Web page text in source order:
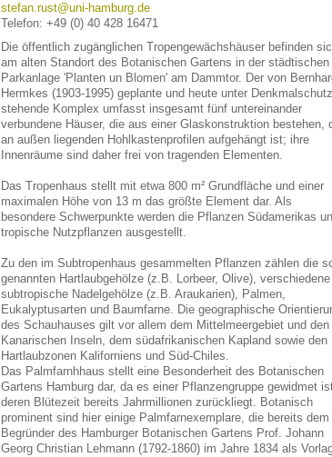
stefan.rust@uni-hamburg.de
Telefon: +49 (0) 40 428 16471
Die öffentlich zugänglichen Tropengewächshäuser befinden
am alten Standort des Botanischen Gartens in der städtischen
Parkanlage 'Planten un Blomen' am Dammtor. Der von
Hermkes (1903-1995) geplante und heute unter Denkmalschutz
stehende Komplex umfasst insgesamt fünf untereinander
verbundene Häuser, die aus einer Glaskonstruktion bestehen,
an außen liegenden Hohlkastenprofilen aufgehängt ist; ihre
Innenräume sind daher frei von tragenden Elementen.
Das Tropenhaus stellt mit etwa 800 m² Grundfläche und einer
maximalen Höhe von 13 m das größte Element dar. Als
besondere Schwerpunkte werden die Pflanzen Südamerikas
tropische Nutzpflanzen ausgestellt.
Zu den im Subtropenhaus gesammelten Pflanzen zählen die
genannten Hartlaubgehölze (z.B. Lorbeer, Olive), verschiedene
subtropische Nadelgehölze (z.B. Araukarien), Palmen,
Eukalyptusarten und Baumfarne. Die geographische
des Schauhauses gilt vor allem dem Mittelmeergebiet und den
Kanarischen Inseln, dem südafrikanischen Kapland sowie den
Hartlaubzonen Kaliforniens und Süd-Chiles.
Das Palmfarnhhaus stellt eine Besonderheit des Botanischen
Gartens Hamburg dar, da es einer Pflanzengruppe gewidmet
deren Blütezeit bereits Jahrmillionen zurückliegt. Botanisch
prominent sind hier einige Palmfarnexemplare, die bereits dem
Begründer des Hamburger Botanischen Gartens Prof. Johann
Georg Christian Lehmann (1792-1860) im Jahre 1834 als